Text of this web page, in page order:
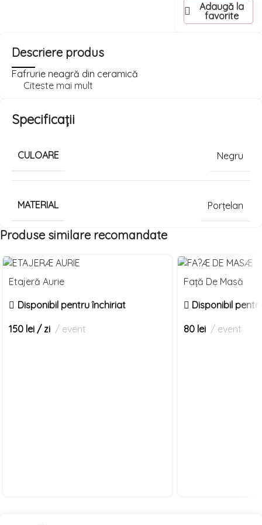
Adaugă la
favorite
Descriere produs
Fafrurie neagră din ceramică
Citeste mai mult
Specificații
CULOARE Negru
MATERIAL Porțelan
Produse similare recomandate
Etajeră Aurie
Disponibil pentru închiriat
150 lei / zi event
date(s)
Față De Masă
Disponibil
80 lei event